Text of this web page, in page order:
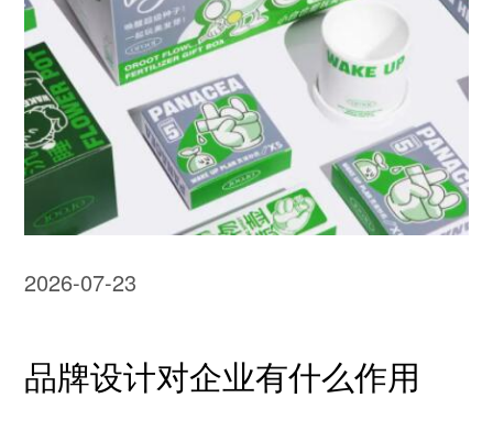
2026-07-23
品牌设计对企业有什么作用